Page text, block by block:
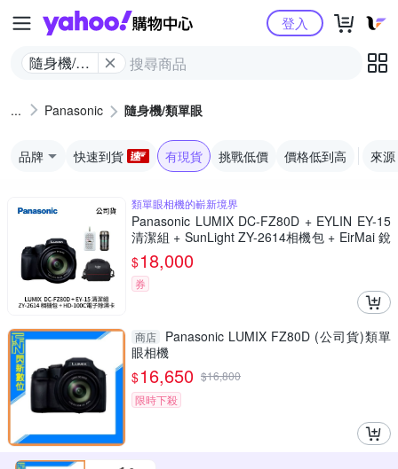
Yahoo購物中心
隨身機/類
登入
Panasonic 隨身機/類單眼
品牌 快速到貨 有現貨 挑戰低價 價格低到高 來源
類單眼相機的嶄新境界
Panasonic LUMIX DC-FZ80D + EYLIN EY-15
清潔組 + SunLight ZY-2614相機包 + EirMai 銳
瑪 HD-100C電子除濕卡 FZ80D (公司貨)
$18,000
券
商店
Panasonic LUMIX FZ80D (公司貨)類單
眼相機
$16,650 $16,800
限時下殺